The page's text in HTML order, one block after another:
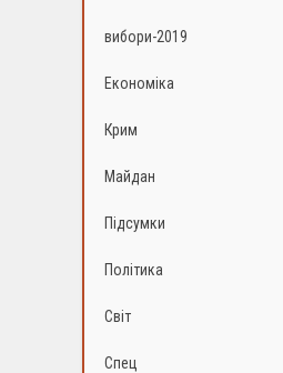
вибори-2019
Економіка
Крим
Майдан
Підсумки
Політика
Світ
Спец